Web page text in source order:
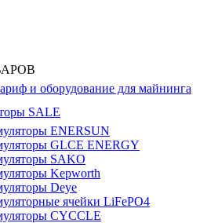
и оборудование для майнинга
SALE
ENERSUN
GLCE ENERGY
SAKO
Kepworth
Deye
ячейки LiFePO4
CYCCLE